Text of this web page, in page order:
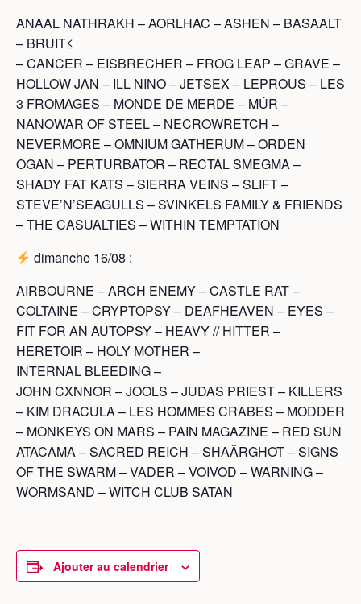
ANAAL NATHRAKH – AORLHAC – ASHEN – BASAALT
– BRUIT≤
– CANCER – EISBRECHER – FROG LEAP – GRAVE –
HOLLOW JAN – ILL NINO – JETSEX – LEPROUS – LES
3 FROMAGES – MONDE DE MERDE – MÚR –
NANOWAR OF STEEL – NECROWRETCH –
NEVERMORE – OMNIUM GATHERUM – ORDEN
OGAN – PERTURBATOR – RECTAL SMEGMA –
SHADY FAT KATS – SIERRA VEINS – SLIFT –
STEVE’N’SEAGULLS – SVINKELS FAMILY & FRIENDS
– THE CASUALTIES – WITHIN TEMPTATION
dimanche 16/08 :
AIRBOURNE – ARCH ENEMY – CASTLE RAT –
COLTAINE – CRYPTOPSY – DEAFHEAVEN – EYES –
FIT FOR AN AUTOPSY – HEAVY // HITTER –
HERETOIR – HOLY MOTHER –
INTERNAL BLEEDING –
JOHN CXNNOR – JOOLS – JUDAS PRIEST – KILLERS
– KIM DRACULA – LES HOMMES CRABES – MODDER
– MONKEYS ON MARS – PAIN MAGAZINE – RED SUN
ATACAMA – SACRED REICH – SHAÂRGHOT – SIGNS
OF THE SWARM – VADER – VOIVOD – WARNING –
WORMSAND – WITCH CLUB SATAN
Ajouter au calendrier